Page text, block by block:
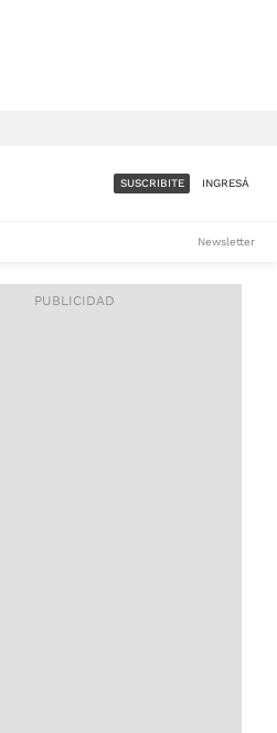
ACCESO FULL - $1.800/MES
SUSCRIBITE INGRESÁ
Newsletter